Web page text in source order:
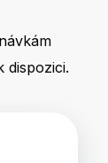
dispozici.